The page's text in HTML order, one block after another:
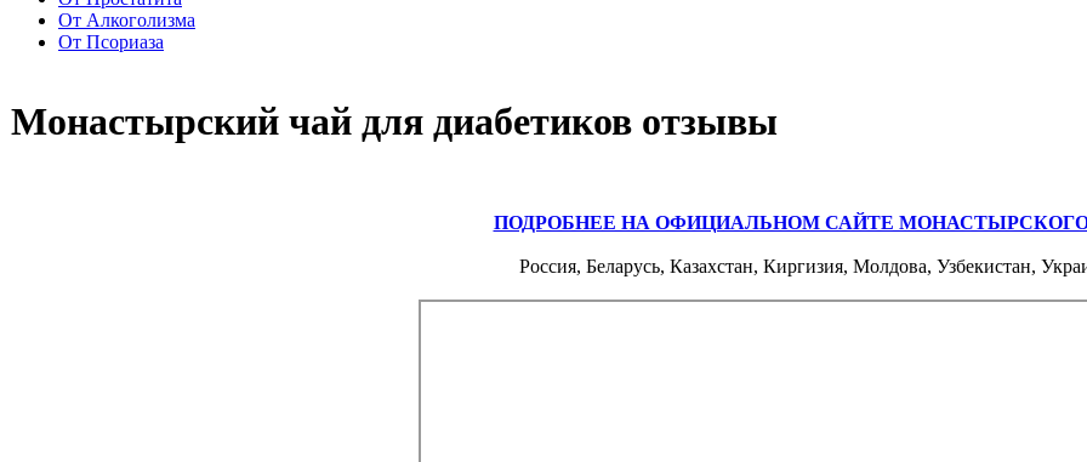
От Алкоголизма
От Псориаза
Монастырский чай для диабетиков отзывы
ПОДРОБНЕЕ НА ОФИЦИАЛЬНОМ САЙТЕ
Россия, Беларусь, Казахстан, Киргизия, Молдова, Узбекистан,